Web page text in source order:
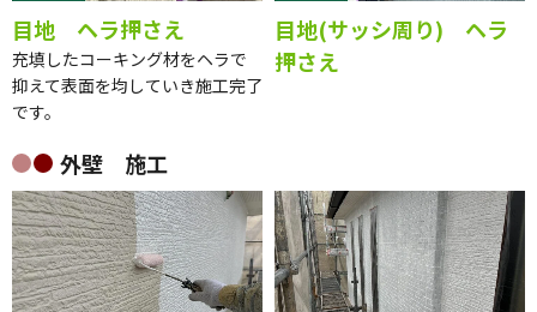
目地 ヘラ押さえ
充填したコーキング材をヘラで
抑えて表面を均していき施工完了
です。
目地(サッシ周り) ヘラ
押さえ
外壁 施工